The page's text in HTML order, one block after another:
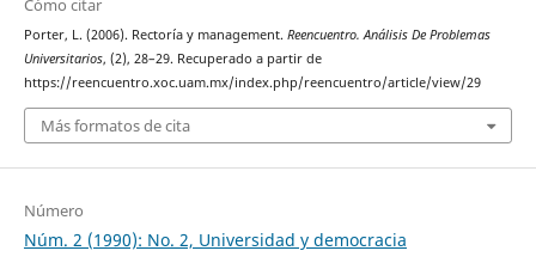
Cómo citar
Porter, L. (2006). Rectoría y management. Reencuentro. Análisis De Problemas
Universitarios, (2), 28–29. Recuperado a partir de
https://reencuentro.xoc.uam.mx/index.php/reencuentro/article/view/29
Más formatos de cita
Número
Núm. 2 (1990): No. 2, Universidad y democracia